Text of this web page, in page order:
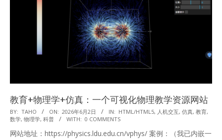
教育+物理学+仿真：一个可视化物理教学资源网站
2026-
06-
02
BY: TAHO ON: 2026年6月2日 IN: HTML/HTML5, 人机交互, 仿真, 教育,
数学, 物理学, 科普 WITH: 0 COMMENTS
网站地址：https://physics.ldu.edu.cn/vphys/ 案例：（我已内嵌一